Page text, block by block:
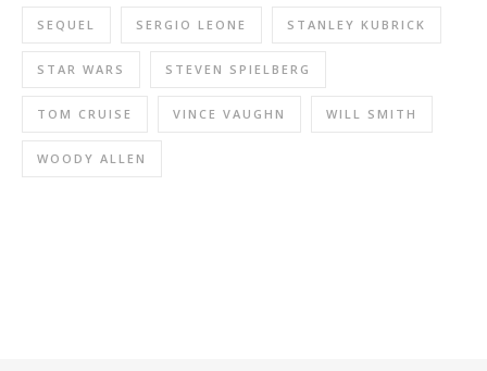
SEQUEL SERGIO LEONE STANLEY KUBRICK
STAR WARS STEVEN SPIELBERG
TOM CRUISE VINCE VAUGHN WILL SMITH
WOODY ALLEN